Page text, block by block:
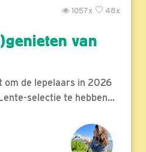
48x
1057x
van
om de lepelaars in 2026
selectie te hebben...